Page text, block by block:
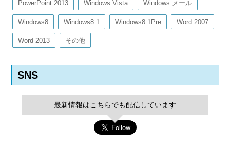
PowerPoint 2013 Windows Vista Windows メール
Windows8 Windows8.1 Windows8.1Pre Word 2007
Word 2013 その他
SNS
最新情報はこちらでも配信しています